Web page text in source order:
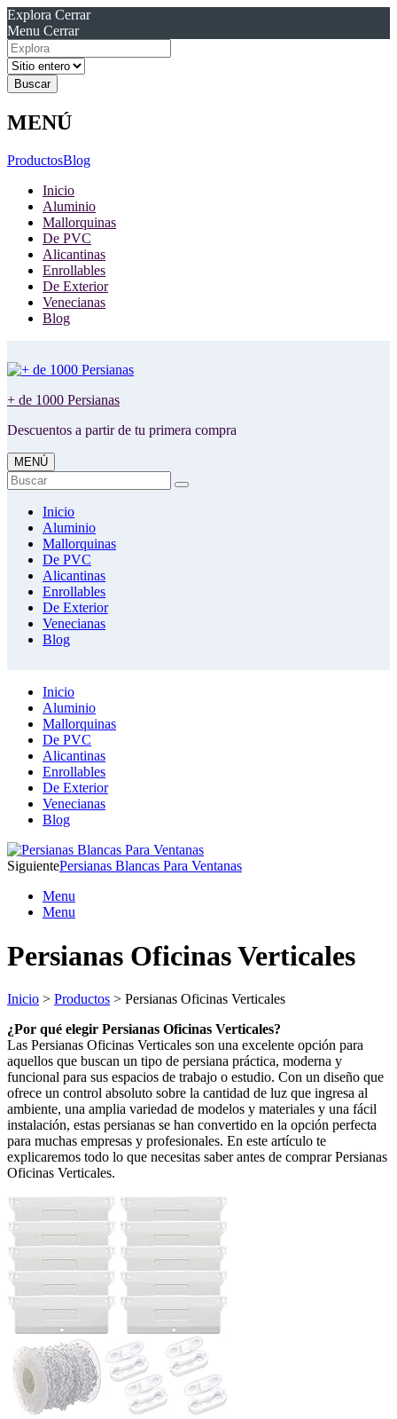
Explora Cerrar
Menu Cerrar
Resultados
para
MENÚ
ProductosBlog
Inicio
Aluminio
Mallorquinas
De PVC
Alicantinas
Enrollables
De Exterior
Venecianas
Blog
+ de 1000 Persianas
Descuentos a partir de tu primera compra
MENÚ
Buscar
Inicio
Aluminio
Mallorquinas
De PVC
Alicantinas
Enrollables
De Exterior
Venecianas
Blog
Inicio
Aluminio
Mallorquinas
De PVC
Alicantinas
Enrollables
De Exterior
Venecianas
Blog
SiguientePersianas Blancas Para Ventanas
Menu
Menu
Persianas Oficinas Verticales
Inicio > Productos > Persianas Oficinas Verticales
¿Por qué elegir Persianas Oficinas Verticales?
Las Persianas Oficinas Verticales son una excelente opción para
aquellos que buscan un tipo de persiana práctica, moderna y
funcional para sus espacios de trabajo o estudio. Con un diseño que
ofrece un control absoluto sobre la cantidad de luz que ingresa al
ambiente, una amplia variedad de modelos y materiales y una fácil
instalación, estas persianas se han convertido en la opción perfecta
para muchas empresas y profesionales. En este artículo te
explicaremos todo lo que necesitas saber antes de comprar Persianas
Oficinas Verticales.